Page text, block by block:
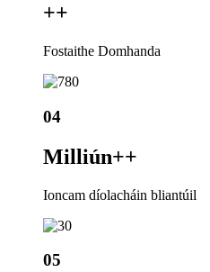
++
Fostaithe Domhanda
04
Milliún++
Ioncam díolacháin bliantúil
05